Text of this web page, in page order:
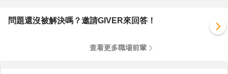
問題還沒被解決嗎？邀請GIVER來回答！
查看更多職場前輩